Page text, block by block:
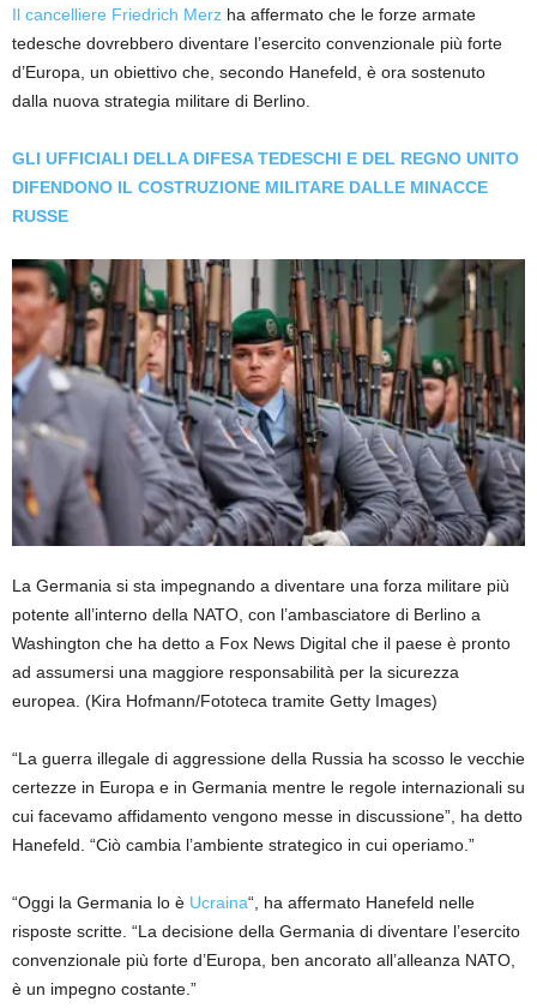
Il cancelliere Friedrich Merz ha affermato che le forze armate
tedesche dovrebbero diventare l’esercito convenzionale più forte
d’Europa, un obiettivo che, secondo Hanefeld, è ora sostenuto
dalla nuova strategia militare di Berlino.
GLI UFFICIALI DELLA DIFESA TEDESCHI E DEL REGNO UNITO
DIFENDONO IL COSTRUZIONE MILITARE DALLE MINACCE
RUSSE
La Germania si sta impegnando a diventare una forza militare più
potente all’interno della NATO, con l’ambasciatore di Berlino a
Washington che ha detto a Fox News Digital che il paese è pronto
ad assumersi una maggiore responsabilità per la sicurezza
europea. (Kira Hofmann/Fototeca tramite Getty Images)
“La guerra illegale di aggressione della Russia ha scosso le vecchie
certezze in Europa e in Germania mentre le regole internazionali su
cui facevamo affidamento vengono messe in discussione”, ha detto
Hanefeld. “Ciò cambia l’ambiente strategico in cui operiamo.”
“Oggi la Germania lo è Ucraina“, ha affermato Hanefeld nelle
risposte scritte. “La decisione della Germania di diventare l’esercito
convenzionale più forte d’Europa, ben ancorato all’alleanza NATO,
è un impegno costante.”